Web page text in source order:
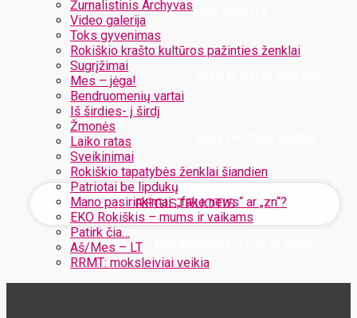
Žurnalistinis Archyvas
Video galerija
Toks gyvenimas
Rokiškio krašto kultūros pažinties ženklai
Sugrįžimai
Mes – jėga!
Bendruomenių vartai
Iš širdies- į širdį
Žmonės
Laiko ratas
Sveikinimai
Rokiškio tapatybės ženklai šiandien
Patriotai be lipdukų
Mano pasirinkimai: „fake news“ ar „zn“?
EKO Rokiškis – mums ir vaikams
Patirk čia…
Aš/Mes – LT
RRMT: moksleiviai veikia
Užregistruokite savo paskyrą
Jūsų slaptažodis bus atsiųstas Jums el. paštu